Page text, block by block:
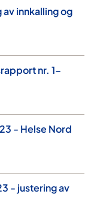
innkalling og
nr. 1-
- Helse Nord
- justering av